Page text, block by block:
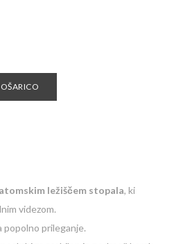
ležiščem stopala, ki
videzom.
popolno prileganje.